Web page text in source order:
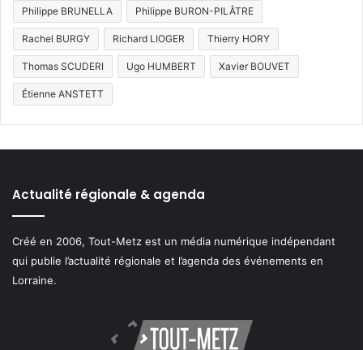
Philippe BRUNELLA Philippe BURON-PILÂTRE
Rachel BURGY Richard LIOGER Thierry HORY
Thomas SCUDERI Ugo HUMBERT Xavier BOUVET
Étienne ANSTETT
Actualité régionale & agenda
Créé en 2006, Tout-Metz est un média numérique indépendant
qui publie l’actualité régionale et l’agenda des événements en
Lorraine.